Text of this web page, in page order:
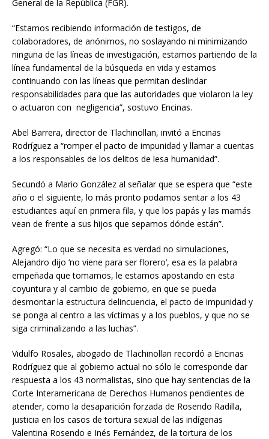
General de la República (FGR).
“Estamos recibiendo información de testigos, de
colaboradores, de anónimos, no soslayando ni minimizando
ninguna de las líneas de investigación, estamos partiendo de la
línea fundamental de la búsqueda en vida y estamos
continuando con las líneas que permitan deslindar
responsabilidades para que las autoridades que violaron la ley
o actuaron con negligencia”, sostuvo Encinas.
Abel Barrera, director de Tlachinollan, invitó a Encinas
Rodríguez a “romper el pacto de impunidad y llamar a cuentas
a los responsables de los delitos de lesa humanidad”.
Secundó a Mario González al señalar que se espera que “este
año o el siguiente, lo más pronto podamos sentar a los 43
estudiantes aquí en primera fila, y que los papás y las mamás
vean de frente a sus hijos que sepamos dónde están”.
Agregó: “Lo que se necesita es verdad no simulaciones,
Alejandro dijo ‘no viene para ser florero’, esa es la palabra
empeñada que tomamos, le estamos apostando en esta
coyuntura y al cambio de gobierno, en que se pueda
desmontar la estructura delincuencia, el pacto de impunidad y
se ponga al centro a las víctimas y a los pueblos, y que no se
siga criminalizando a las luchas”.
Vidulfo Rosales, abogado de Tlachinollan recordó a Encinas
Rodríguez que al gobierno actual no sólo le corresponde dar
respuesta a los 43 normalistas, sino que hay sentencias de la
Corte Interamericana de Derechos Humanos pendientes de
atender, como la desaparición forzada de Rosendo Radilla,
justicia en los casos de tortura sexual de las indígenas
Valentina Rosendo e Inés Fernández, de la tortura de los